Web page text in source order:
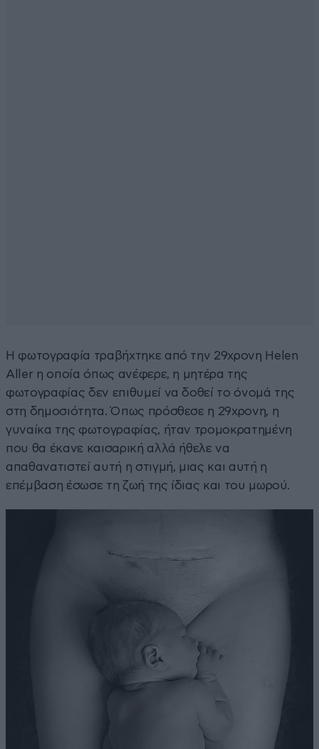
Η φωτογραφία τραβήχτηκε από την 29χρονη Helen
Aller η οποία όπως ανέφερε, η μητέρα της
φωτογραφίας δεν επιθυμεί να δοθεί το όνομά της
στη δημοσιότητα. Όπως πρόσθεσε η 29χρονη, η
γυναίκα της φωτογραφίας, ήταν τρομοκρατημένη
που θα έκανε καισαρική αλλά ήθελε να
απαθανατιστεί αυτή η στιγμή, μιας και αυτή η
επέμβαση έσωσε τη ζωή της ίδιας και του μωρού.